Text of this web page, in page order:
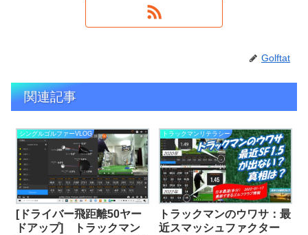
Golftat
関連記事
シングルゴルファーVLOG
[ドライバー飛距離50ヤー
ドアップ] トラックマン
トラックマンリテラシー
トラックマンのウワサ：最
近スマッシュファクター